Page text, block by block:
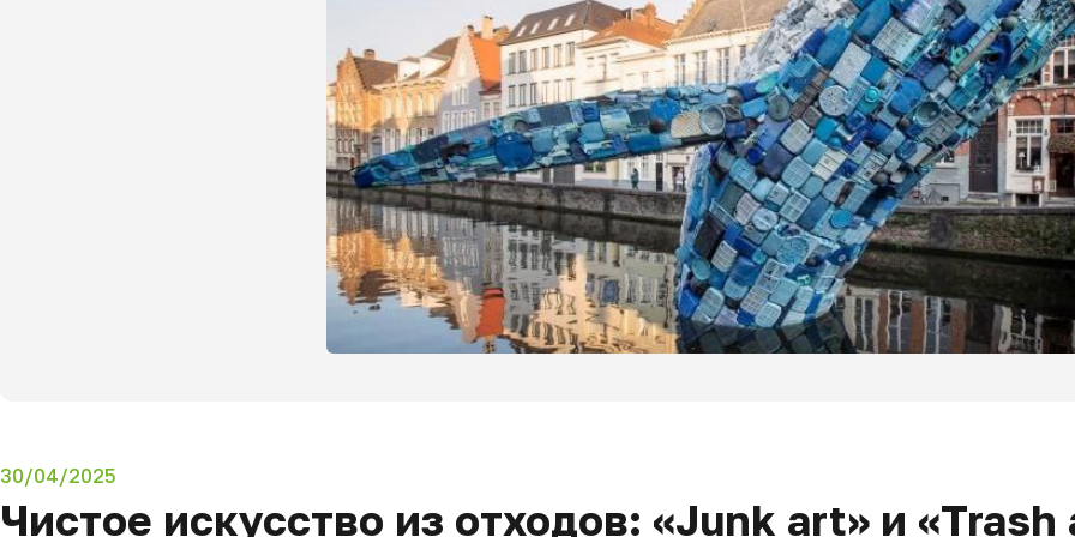
30/04/2025
Чистое искусство из отходов: «Junk art» и «Trash